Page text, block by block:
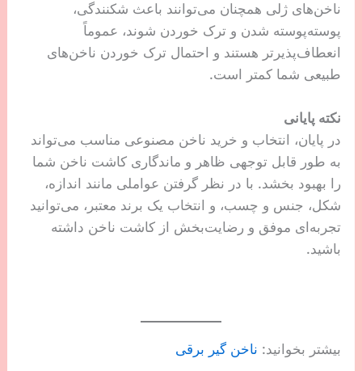
ناخن‌های ژلی همچنان می‌توانند باعث شکنندگی،
پوسته‌پوسته شدن و ترک خوردن شوند، عموماً
انعطاف‌پذیرتر هستند و احتمال ترک خوردن ناخن‌های
طبیعی شما کمتر است.
نکته پایانی
در پایان، انتخاب و خرید ناخن مصنوعی مناسب می‌تواند
به طور قابل توجهی ظاهر و ماندگاری کاشت ناخن شما
را بهبود بخشد. با در نظر گرفتن عواملی مانند اندازه،
شکل، جنس و چسب، و انتخاب یک برند معتبر، می‌توانید
تجربه‌ای موفق و رضایت‌بخش از کاشت ناخن داشته
باشید.
بیشتر بخوانید: ناخن گیر برقی